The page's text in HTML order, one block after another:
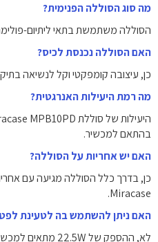
מה סוג הסוללה הפנימית?
הסוללה משתמשת בתאי ליתיום-
האם הסוללה נכנסת לכיס?
כן, עיצובה קומפקטי וקל לנשיאה
מה רמת היעילות האנרגטית?
בהתאם למכשיר.
האם יש אחריות על הסוללה?
כן, בדרך כלל הסוללה מגיעה עם
Miracase.
האם ניתן להשתמש בה לטעינת
לא, ההספק של 22.5W מתאים למכשירים קטנים ובינוניים בלבד.